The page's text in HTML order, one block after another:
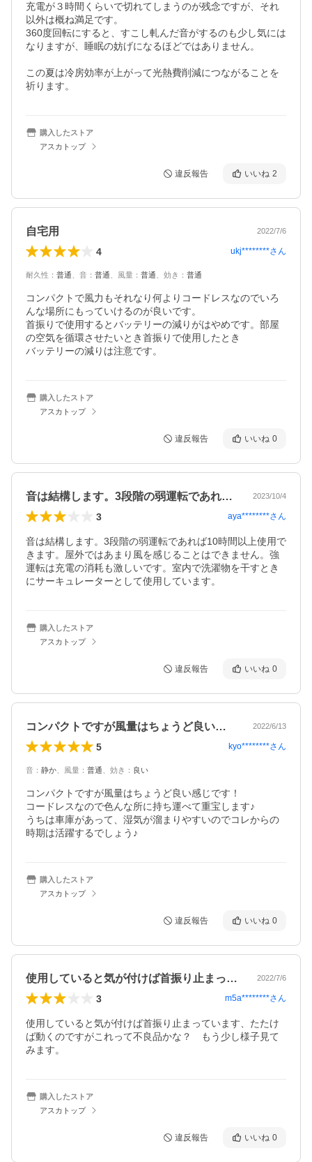
充電が３時間くらいで切れてしまうのが残念ですが、それ
以外は概ね満足です。
360度回転にすると、すこし軋んだ音がするのも少し気には
なりますが、睡眠の妨げになるほどではありません。
この夏は冷房効率が上がって光熱費削減につながることを
祈ります。
購入したストア
アスカトップ
違反報告 いいね 2
自宅用 2022/7/6
4 ukj********さん
耐久性 ： 普通 音 ： 普通 風量 ： 普通 効き ： 普通
コンパクトで風力もそれなり何よりコードレスなのでいろ
んな場所にもっていけるのが良いです。
首振りで使用するとバッテリーの減りがはやめです。部屋
の空気を循環させたいとき首振りで使用したとき
バッテリーの減りは注意です。
購入したストア
アスカトップ
違反報告 いいね 0
音は結構します。3段階の弱運転であれば… 2023/10/4
3 aya********さん
音は結構します。3段階の弱運転であれば10時間以上使用で
きます。屋外ではあまり風を感じることはできません。強
運転は充電の消耗も激しいです。室内で洗濯物を干すとき
にサーキュレーターとして使用しています。
購入したストア
アスカトップ
違反報告 いいね 0
コンパクトですが風量はちょうど良い感じ… 2022/6/13
5 kyo********さん
音 ： 静か 風量 ： 普通 効き ： 良い
コンパクトですが風量はちょうど良い感じです！
コードレスなので色んな所に持ち運べて重宝します♪
うちは車庫があって、湿気が溜まりやすいのでコレからの
時期は活躍するでしょう♪
購入したストア
アスカトップ
違反報告 いいね 0
使用していると気が付けば首振り止まって… 2022/7/6
3 m5a********さん
使用していると気が付けば首振り止まっています、たたけ
ば動くのですがこれって不良品かな？　もう少し様子見て
みます。
購入したストア
アスカトップ
違反報告 いいね 0